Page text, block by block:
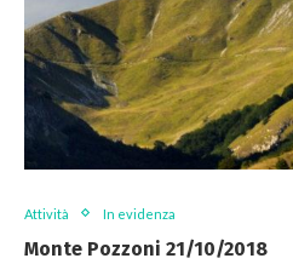
Attività In evidenza
Monte Pozzoni 21/10/2018